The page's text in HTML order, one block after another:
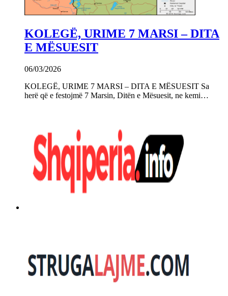
KOLEGË, URIME 7 MARSI – DITA
E MËSUESIT
06/03/2026
KOLEGË, URIME 7 MARSI – DITA E MËSUESIT Sa
herë që e festojmë 7 Marsin, Ditën e Mësuesit, ne kemi…